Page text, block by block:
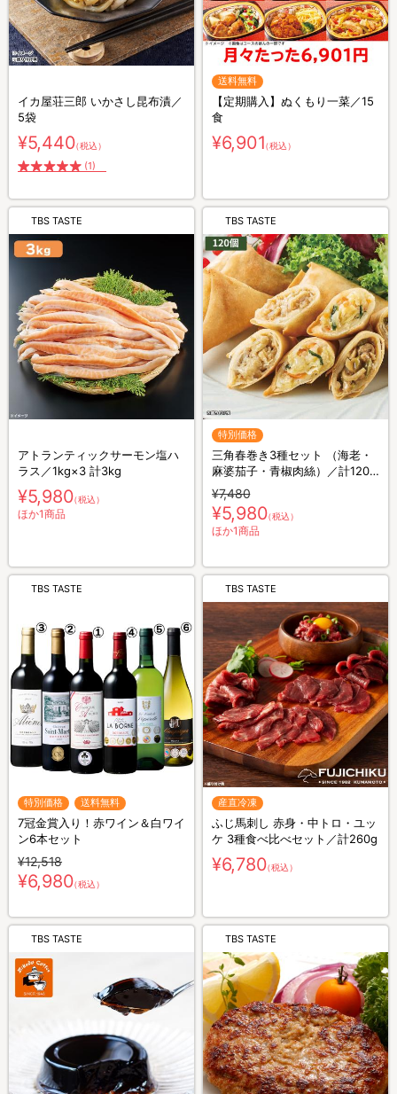
イカ屋荘三郎 いかさし昆布漬／
5袋
¥5,440（税込）
(1)
送料無料
【定期購入】ぬくもり一菜／15
食
¥6,901（税込）
TBS TASTE
アトランティックサーモン塩ハ
ラス／1kg×3 計3kg
¥5,980（税込）
ほか1商品
TBS TASTE
特別価格
三角春巻き3種セット （海老・
麻婆茄子・青椒肉絲）／計120
個
¥7,480
¥5,980（税込）
ほか1商品
TBS TASTE
特別価格 送料無料
7冠金賞入り！赤ワイン＆白ワイ
ン6本セット
¥12,518
¥6,980（税込）
TBS TASTE
産直冷凍
ふじ馬刺し 赤身・中トロ・ユッ
ケ 3種食べ比べセット／計260g
¥6,780（税込）
TBS TASTE TBS TASTE